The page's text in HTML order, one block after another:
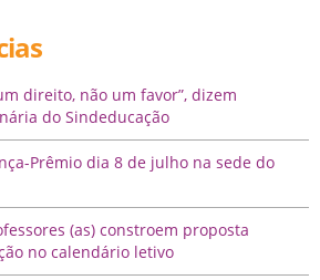
direito, não um favor”, dizem
do Sindeducação
Prêmio dia 8 de julho na sede do
(as) constroem proposta
no calendário letivo